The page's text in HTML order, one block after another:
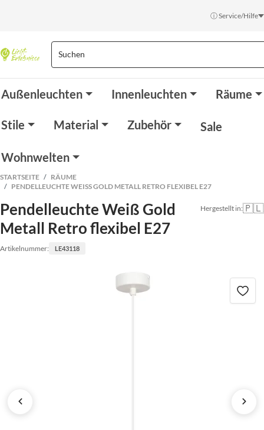
ⓘ Service/Hilfe
Außenleuchten Innenleuchten Räume
Stile Material Zubehör Sale
Wohnwelten
STARTSEITE
RÄUME
PENDELLEUCHTE WEISS GOLD METALL RETRO FLEXIBEL E27
Pendelleuchte Weiß Gold
Metall Retro flexibel E27
Artikelnummer: LE43118
Hergestellt in:🇵🇱